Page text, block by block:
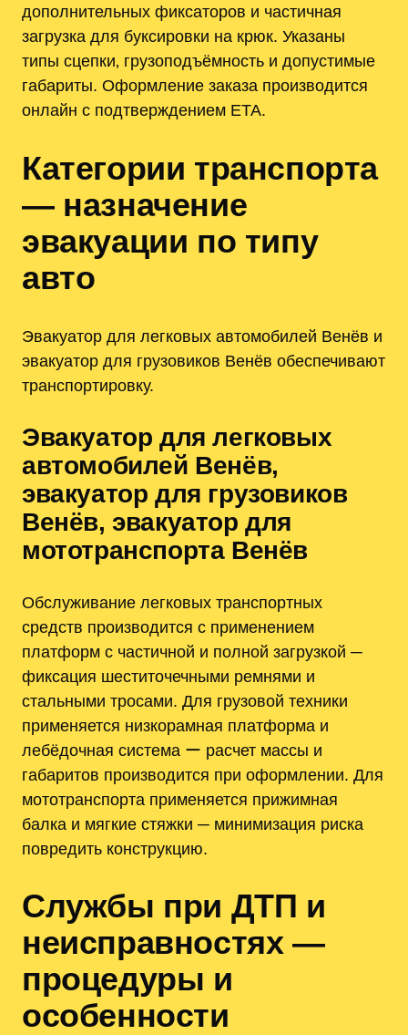
дополнительных фиксаторов и частичная
загрузка для буксировки на крюк. Указаны
типы сцепки‚ грузоподъёмность и допустимые
габариты. Оформление заказа производится
онлайн с подтверждением ETA.
Категории транспорта
— назначение
эвакуации по типу
авто
Эвакуатор для легковых автомобилей Венёв и
эвакуатор для грузовиков Венёв обеспечивают
транспортировку.
Эвакуатор для легковых
автомобилей Венёв‚
эвакуатор для грузовиков
Венёв‚ эвакуатор для
мототранспорта Венёв
Обслуживание легковых транспортных
средств производится с применением
платформ с частичной и полной загрузкой ─
фиксация шеститочечными ремнями и
стальными тросами. Для грузовой техники
применяется низкорамная платформа и
лебёдочная система ー расчет массы и
габаритов производится при оформлении. Для
мототранспорта применяется прижимная
балка и мягкие стяжки ─ минимизация риска
повредить конструкцию.
Службы при ДТП и
неисправностях —
процедуры и
особенности